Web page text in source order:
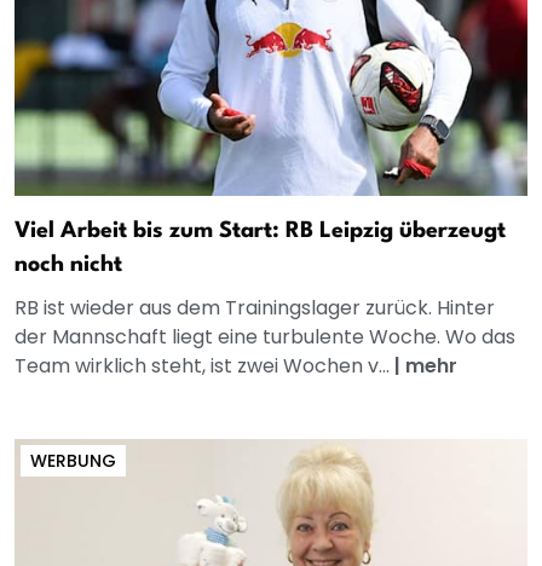
Viel Arbeit bis zum Start: RB Leipzig überzeugt
noch nicht
RB ist wieder aus dem Trainingslager zurück. Hinter
der Mannschaft liegt eine turbulente Woche. Wo das
Team wirklich steht, ist zwei Wochen v... | mehr
WERBUNG